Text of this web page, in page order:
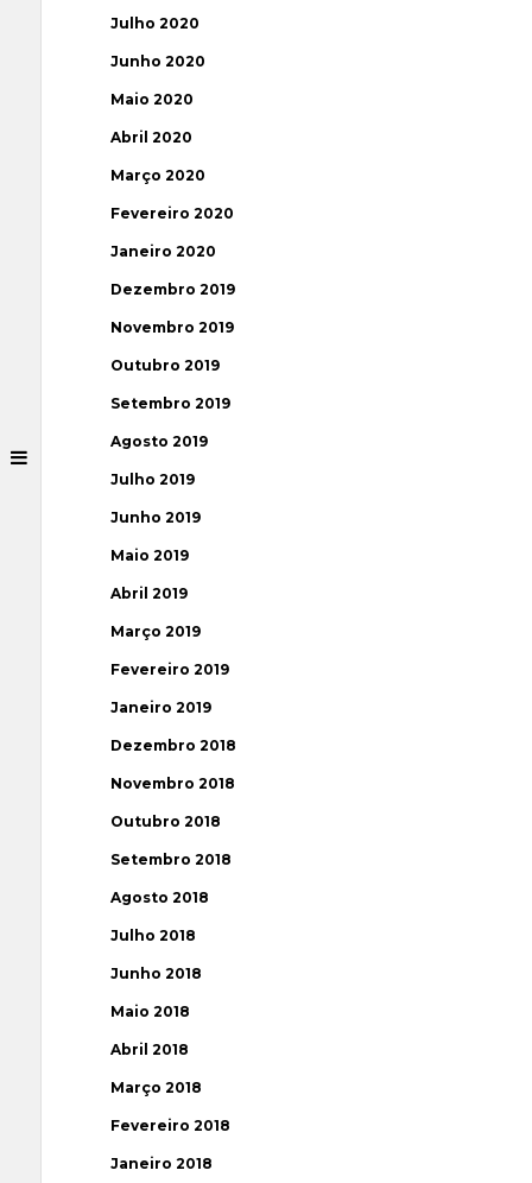
Julho 2020
Junho 2020
Maio 2020
Abril 2020
Março 2020
Fevereiro 2020
Janeiro 2020
Dezembro 2019
Novembro 2019
Outubro 2019
Setembro 2019
Agosto 2019
Julho 2019
Junho 2019
Maio 2019
Abril 2019
Março 2019
Fevereiro 2019
Janeiro 2019
Dezembro 2018
Novembro 2018
Outubro 2018
Setembro 2018
Agosto 2018
Julho 2018
Junho 2018
Maio 2018
Abril 2018
Março 2018
Fevereiro 2018
Janeiro 2018